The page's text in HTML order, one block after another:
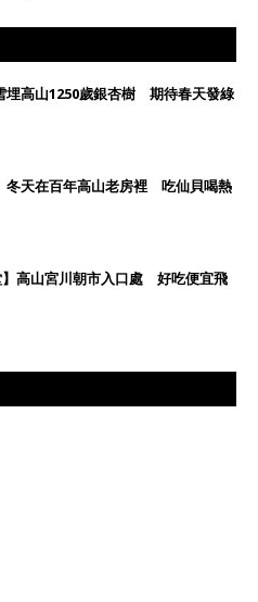
埋高山1250歲銀杏樹 期待春天發綠
冬天在百年高山老房裡 吃仙貝喝熱
高山宮川朝市入口處 好吃便宜飛